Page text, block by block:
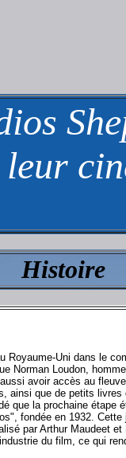
Histoire
Royaume-Uni dans le
Norman Loudon,
avoir accès au
ainsi que de petits
que la prochaine étape
fondée en 1932.
par Arthur Maudeet
du film, ce qui